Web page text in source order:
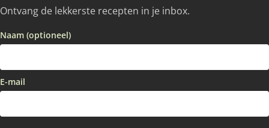
Ontvang de lekkerste recepten in je inbox.
Naam (optioneel)
E-mail